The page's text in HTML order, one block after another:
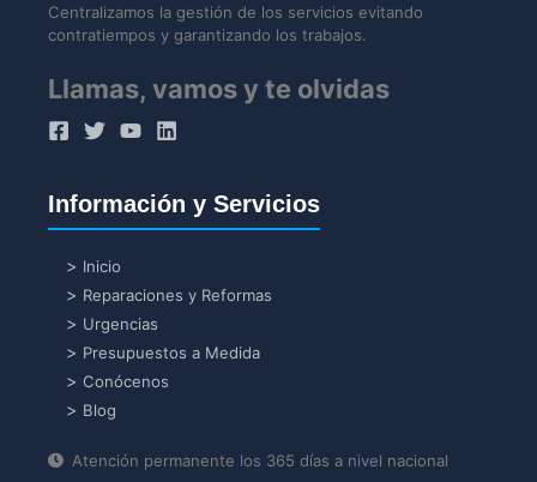
Centralizamos la gestión de los servicios evitando
contratiempos y garantizando los trabajos.
Llamas, vamos y te olvidas
Información y Servicios
Inicio
Reparaciones y Reformas
Urgencias
Presupuestos a Medida
Conócenos
Blog
Atención permanente los 365 días a nivel nacional